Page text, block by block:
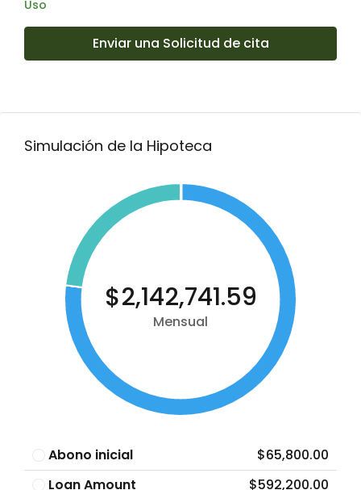
Uso
Enviar una Solicitud de cita
Simulación de la Hipoteca
$2,142,741.59
Mensual
Abono inicial
$65,800.00
Loan Amount
$592,200.00